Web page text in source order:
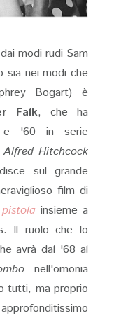
modi rudi Sam
sia nei modi che
Bogart) è
Falk, che ha
'60 in serie
Alfred Hitchcock
sul grande
film di
insieme a
Il ruolo che lo
avrà dal '68 al
nell'omonia
tutti, ma proprio